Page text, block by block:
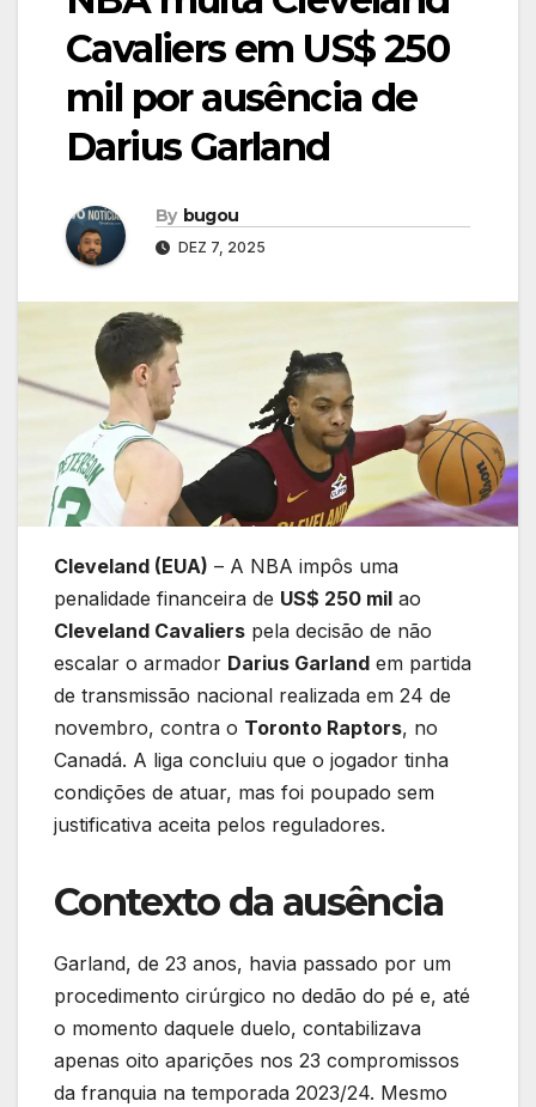
Cavaliers em US$ 250
mil por ausência de
Darius Garland
By bugou
DEZ 7, 2025
Cleveland (EUA) – A NBA impôs uma
penalidade financeira de US$ 250 mil ao
Cleveland Cavaliers pela decisão de não
escalar o armador Darius Garland em partida
de transmissão nacional realizada em 24 de
novembro, contra o Toronto Raptors, no
Canadá. A liga concluiu que o jogador tinha
condições de atuar, mas foi poupado sem
justificativa aceita pelos reguladores.
Contexto da ausência
Garland, de 23 anos, havia passado por um
procedimento cirúrgico no dedão do pé e, até
o momento daquele duelo, contabilizava
apenas oito aparições nos 23 compromissos
da franquia na temporada 2023/24. Mesmo